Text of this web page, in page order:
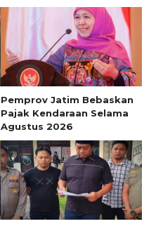
Pemprov Jatim Bebaskan
Pajak Kendaraan Selama
Agustus 2026